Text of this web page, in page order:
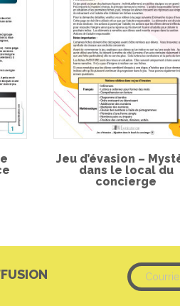
Jeu d’évasion –
dans le local du
concierge